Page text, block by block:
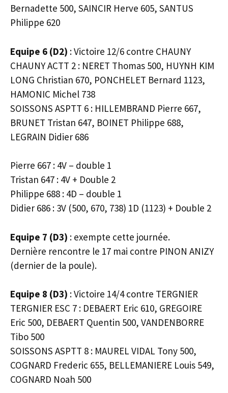
Bernadette 500, SAINCIR Herve 605, SANTUS
Philippe 620
Equipe 6 (D2) : Victoire 12/6 contre CHAUNY
CHAUNY ACTT 2 : NERET Thomas 500, HUYNH KIM
LONG Christian 670, PONCHELET Bernard 1123,
HAMONIC Michel 738
SOISSONS ASPTT 6 : HILLEMBRAND Pierre 667,
BRUNET Tristan 647, BOINET Philippe 688,
LEGRAIN Didier 686
Pierre 667 : 4V – double 1
Tristan 647 : 4V + Double 2
Philippe 688 : 4D – double 1
Didier 686 : 3V (500, 670, 738) 1D (1123) + Double 2
Equipe 7 (D3) : exempte cette journée.
Dernière rencontre le 17 mai contre PINON ANIZY
(dernier de la poule).
Equipe 8 (D3) : Victoire 14/4 contre TERGNIER
TERGNIER ESC 7 : DEBAERT Eric 610, GREGOIRE
Eric 500, DEBAERT Quentin 500, VANDENBORRE
Tibo 500
SOISSONS ASPTT 8 : MAUREL VIDAL Tony 500,
COGNARD Frederic 655, BELLEMANIERE Louis 549,
COGNARD Noah 500